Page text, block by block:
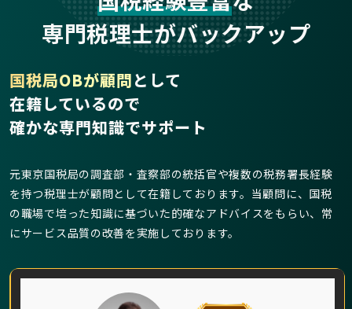
専門税理士がバックアップ
国税局OBが顧問として
在籍しているので
確かな専門知識でサポート
元東京国税局の調査部・査察部の統括官や複数の税務署長経験
を持つ税理士が顧問として在籍しております。当顧問に、国税
の職場で培った知識に基づいた的確なアドバイスをもらい、常
にサービス品質の改善を実施しております。